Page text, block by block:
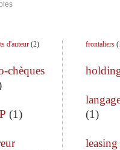
d'auteur(2)
chèques
(1)
frontaliers(
(1)
leasing